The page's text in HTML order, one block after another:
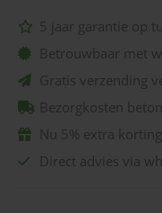
5 jaar garantie op
Betrouwbaar met
Gratis verzending
Bezorgkosten
Nu 5% extra
Direct advies via